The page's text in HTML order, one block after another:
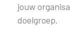
jouw
doelgroep.